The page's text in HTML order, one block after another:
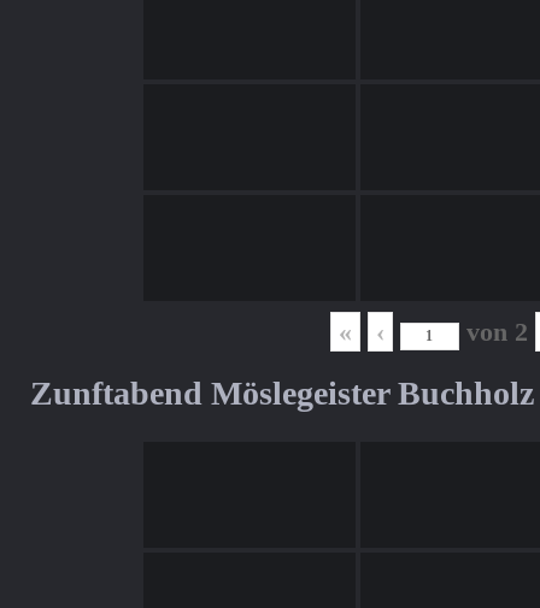
« ‹ von 2
Zunftabend Möslegeister Buchholz